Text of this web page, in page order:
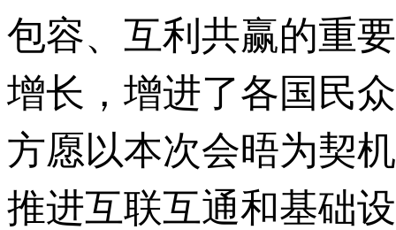
包容、互利共赢的重
增长，增进了各国民
方愿以本次会晤为契
推进互联互通和基础